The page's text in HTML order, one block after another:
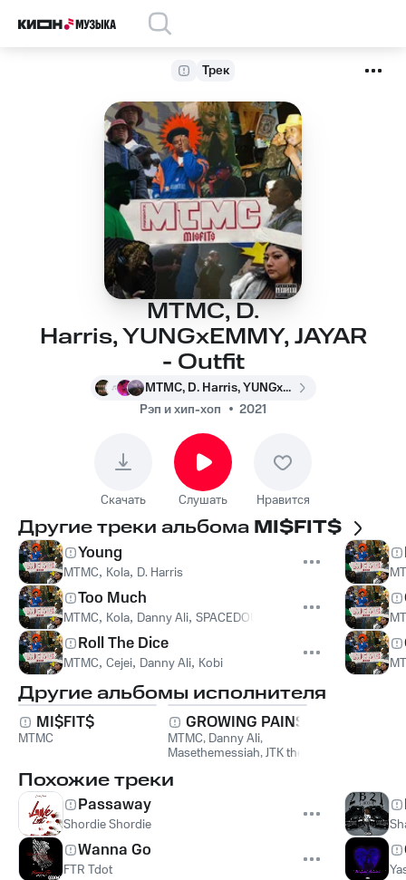
Трек
MTMC, D.
Harris, YUNGxEMMY, JAYAR
- Outfit
MTMC, D. Harris, YUNGxEMMY, JAYAR
Рэп и хип-хоп
2021
Скачать Слушать Нравится
Другие треки альбома MI$FIT$
Young
MTMC, Kola, D. Harris
Too Much
MTMC, Kola, Danny Ali, SPACEDOUTMARS
Roll The Dice
MTMC, Cejei, Danny Ali, Kobi
Другие альбомы исполнителя
MI$FIT$
MTMC
GROWING PAINS
MTMC, Danny Ali,
Masethemessiah,JTK the
Похожие треки
Passaway
Shordie Shordie
Wanna Go
FTR Tdot